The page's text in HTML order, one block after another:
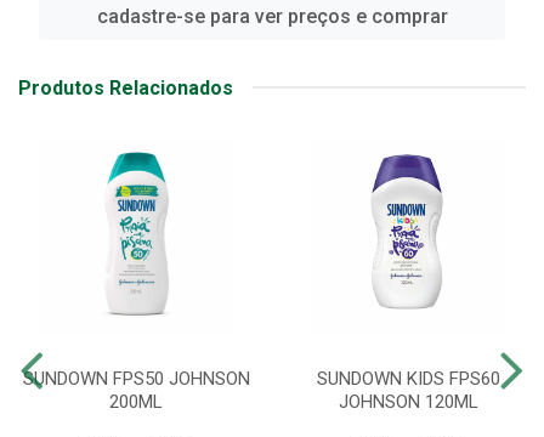
cadastre-se para ver preços e comprar
Produtos Relacionados
SUNDOWN FPS50 JOHNSON
200ML
SUNDOWN KIDS FPS60
JOHNSON 120ML